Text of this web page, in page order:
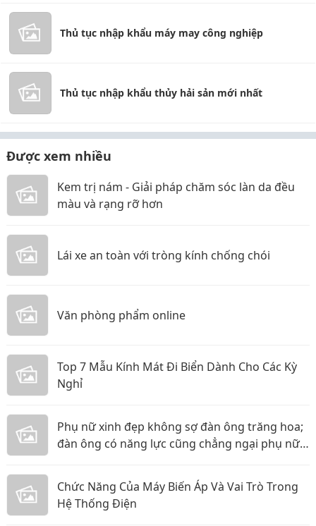
Thủ tục nhập khẩu máy may công nghiệp
Thủ tục nhập khẩu thủy hải sản mới nhất
Được xem nhiều
Kem trị nám - Giải pháp chăm sóc làn da đều
màu và rạng rỡ hơn
Lái xe an toàn với tròng kính chống chói
Văn phòng phẩm online
Top 7 Mẫu Kính Mát Đi Biển Dành Cho Các Kỳ
Nghỉ
Phụ nữ xinh đẹp không sợ đàn ông trăng hoa;
đàn ông có năng lực cũng chẳng ngại phụ nữ
Chức Năng Của Máy Biến Áp Và Vai Trò Trong
Hệ Thống Điện